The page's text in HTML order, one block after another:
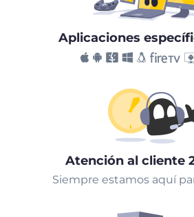
Aplicaciones
Atención al cliente
Siempre estamos aquí